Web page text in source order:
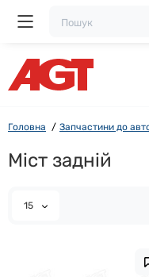
Головна Запчастини до
Міст задній
15